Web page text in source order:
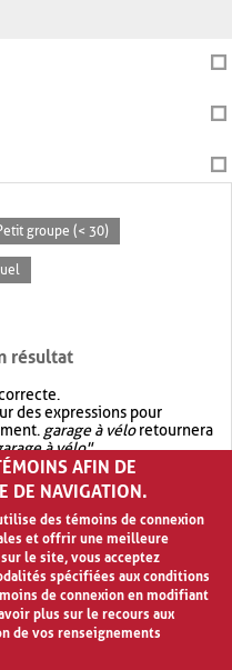
groupe (< 30)
résultat
des expressions pour
garage à véloretournera
à vélo".
avec OR.garage OR vélo
quegarage à vélo
AFIN DE
DE NAVIGATION.
des témoins de connexion
et offrir une meilleure
le site, vous acceptez
spécifiées aux conditions
de connexion en modifiant
plus sur le recours aux
de vos renseignements